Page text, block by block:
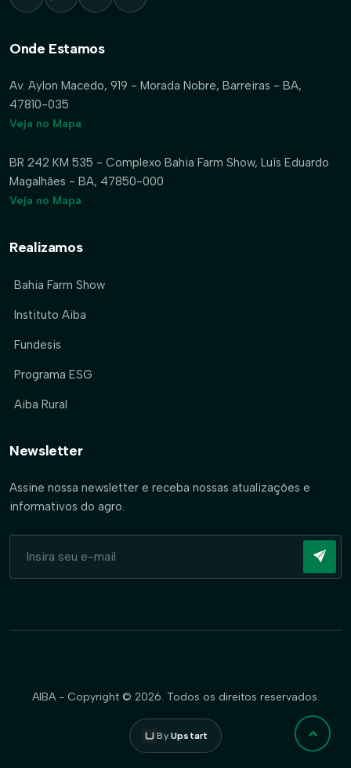
Onde Estamos
Av. Aylon Macedo, 919 - Morada Nobre, Barreiras - BA,
47810-035
Veja no Mapa
BR 242 KM 535 - Complexo Bahia Farm Show, Luís Eduardo
Magalhães - BA, 47850-000
Veja no Mapa
Realizamos
Bahia Farm Show
Instituto Aiba
Fundesis
Programa ESG
Aiba Rural
Newsletter
Assine nossa newsletter e receba nossas atualizações e
informativos do agro.
AIBA - Copyright © 2026. Todos os direitos reservados.
ByUpstart